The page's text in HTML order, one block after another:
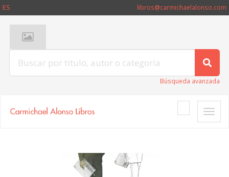
ES libros@carmichaelalonso.com
Búsqueda avanzada
Toggle